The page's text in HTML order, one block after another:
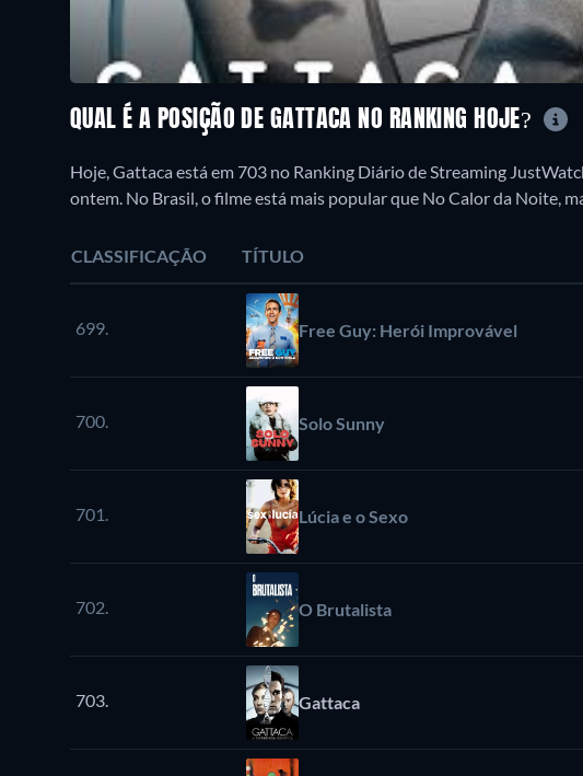
QUAL É A POSIÇÃO DE GATTACA NO RANKING HOJE?
Hoje, Gattaca está em 703 no Ranking Diário de Streaming
ontem. No Brasil, o filme está mais popular que No Calor da Noite,
CLASSIFICAÇÃO TÍTULO
699. Free Guy: Herói Improvável
700. Solo Sunny
701. Lúcia e o Sexo
702. O Brutalista
703. Gattaca